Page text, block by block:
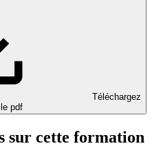
Téléchargez
le pdf
sur cette formation